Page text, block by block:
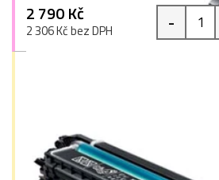
2 790 Kč
2 306 Kč bez DPH -